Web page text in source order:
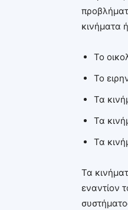
κινήματα
Το
Το
Τα
Τα
Τα
Τα
εναντίον